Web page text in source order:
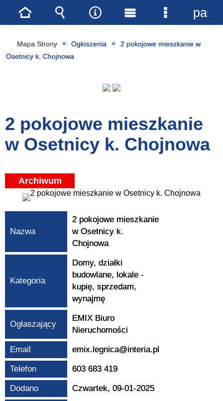
Mapa Strony Ogłoszenia
2 pokojowe mieszkanie w
Osetnicy k. Chojnowa
2 pokojowe mieszkanie
w Osetnicy k. Chojnowa
Archiwum
Nazwa
2 pokojowe mieszkanie
w Osetnicy k.
Chojnowa
Kategoria
Domy, działki
budowlane, lokale -
kupię, sprzedam,
wynajmę
Ogłaszający
EMIX Biuro
Nieruchomości
Email emix.legnica@interia.pl
Telefon 603 683 419
Dodano Czwartek, 09-01-2025
Strona
główna
Wyszukiwarka
Narzędzia
Menu
główne
Menu